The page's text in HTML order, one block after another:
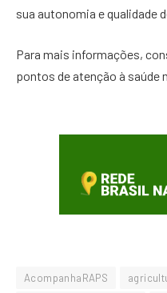
sua autonomia e qualidade
Para mais informações,
pontos de atenção à saúde
AcompanhaRAPS